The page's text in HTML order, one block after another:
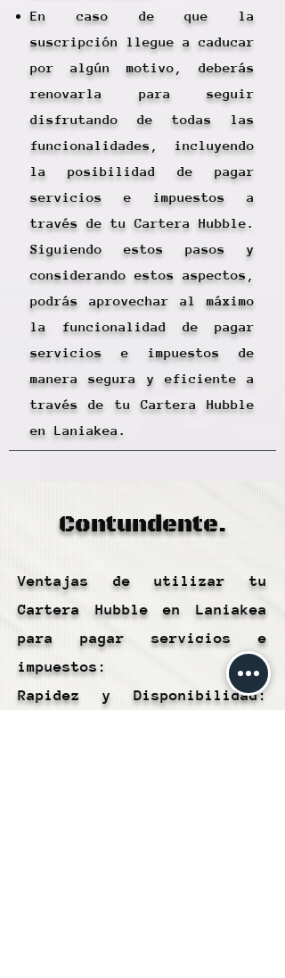
En caso de que la
suscripción llegue a caducar
por algún motivo, deberás
renovarla para seguir
disfrutando de todas las
funcionalidades, incluyendo
la posibilidad de pagar
servicios e impuestos a
través de tu Cartera Hubble.
Siguiendo estos pasos y
considerando estos aspectos,
podrás aprovechar al máximo
la funcionalidad de pagar
servicios e impuestos de
manera segura y eficiente a
través de tu Cartera Hubble
en Laniakea.
Contundente.
Ventajas de utilizar tu
Cartera Hubble en Laniakea
para pagar servicios e
impuestos:
Rapidez y Disponibilidad: